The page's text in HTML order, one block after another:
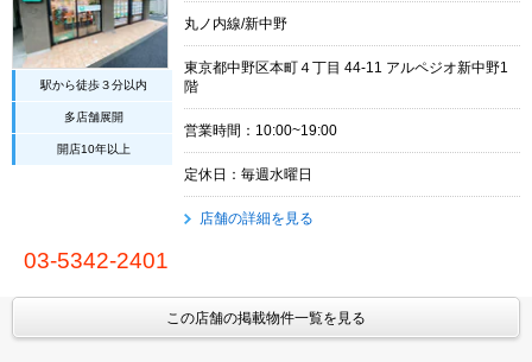
駅から徒歩３分以内
多店舗展開
開店10年以上
丸ノ内線/新中野
東京都中野区本町４丁目 44-11 アルペジオ新中野1
階
営業時間：10:00~19:00
定休日：毎週水曜日
店舗の詳細を見る
03-5342-2401
この店舗の掲載物件一覧を見る